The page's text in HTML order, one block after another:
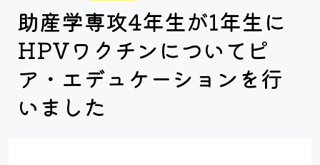
講座案内 COURSE
進路・就職 FUTURE
入試情報 ADMISSION
助産学専攻4年生が1年生に
HPVワクチンについてピ
ア・エデュケーションを行
いました